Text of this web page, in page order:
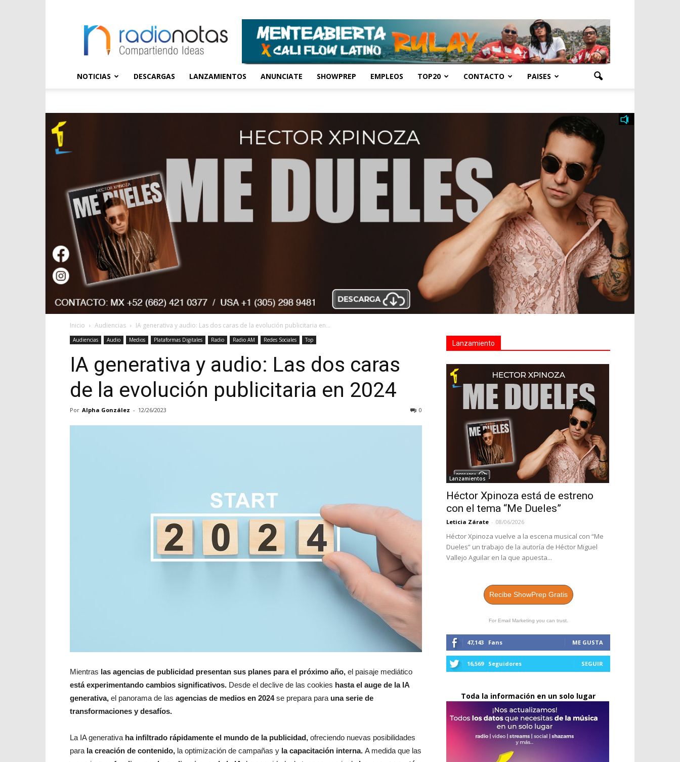
NOTICIAS DESCARGAS LANZAMIENTOS ANUNCIATE SHOWPREP EMPLEOS TOP20 CONTACTO PAISES
Inicio Audiencias IA generativa y audio: Las dos caras de la evolución publicitaria en...
Audiencias Audio Medios Plataformas Digitales Radio Radio AM Redes Sociales Top
IA generativa y audio: Las dos caras
de la evolución publicitaria en 2024
Por Alpha González - 12/26/2023 0
Mientras las agencias de publicidad presentan sus planes para el próximo año, el paisaje mediático
está experimentando cambios significativos. Desde el declive de las cookies hasta el auge de la IA
generativa, el panorama de las agencias de medios en 2024se prepara para una serie de
transformaciones y desafíos.
La IA generativa ha infiltrado rápidamente el mundo de la publicidad, ofreciendo nuevas posibilidades
para la creación de contenido, la optimización de campañas y la capacitación interna. A medida que las
Lanzamiento
Lanzamientos
Héctor Xpinoza está de estreno
con el tema “Me Dueles”
Leticia Zárate - 08/06/2026
Héctor Xpinoza vuelve a la escena musical con “Me
Dueles” un trabajo de la autoría de Héctor Miguel
Vallejo Aguilar en la que apuesta...
Recibe ShowPrep Gratis
For Email Marketing you can trust.
47,143 Fans ME GUSTA
16,569 Seguidores SEGUIR
Toda la información en un solo lugar